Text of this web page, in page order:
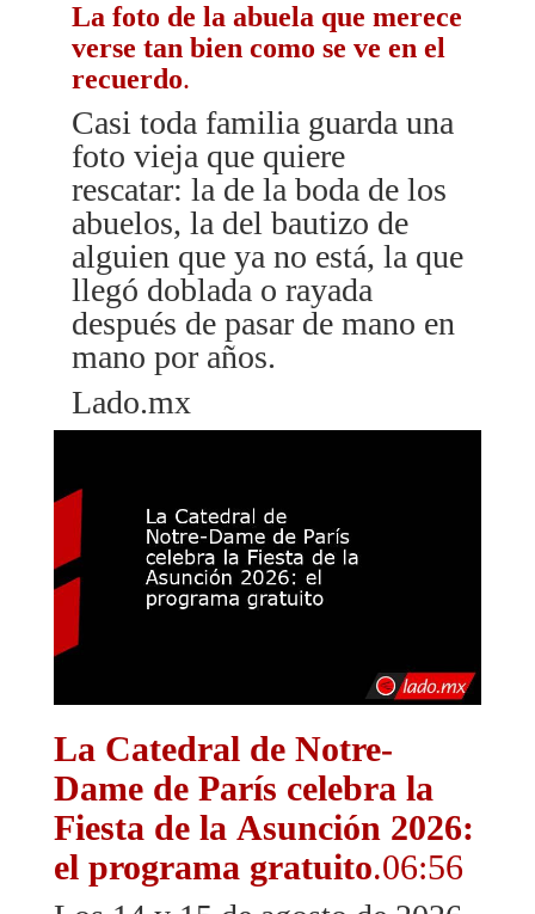
La foto de la abuela que merece
verse tan bien como se ve en el
recuerdo.
Casi toda familia guarda una
foto vieja que quiere
rescatar: la de la boda de los
abuelos, la del bautizo de
alguien que ya no está, la que
llegó doblada o rayada
después de pasar de mano en
mano por años.
Lado.mx
La Catedral de Notre-
Dame de París celebra la
Fiesta de la Asunción 2026:
el programa gratuito.06:56